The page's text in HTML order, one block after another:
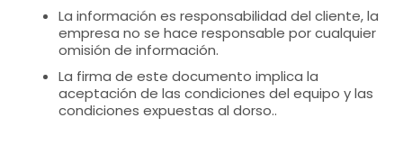
La información es responsabilidad del cliente, la
empresa no se hace responsable por cualquier
omisión de información.
La firma de este documento implica la
aceptación de las condiciones del equipo y las
condiciones expuestas al dorso..